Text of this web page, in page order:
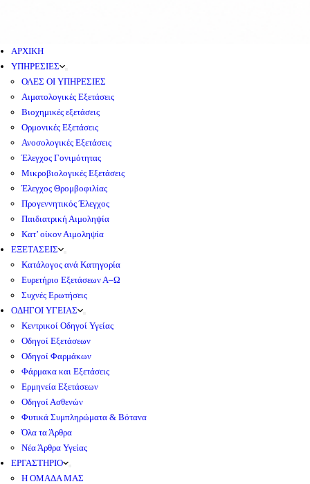
ΑΡΧΙΚΗ
ΥΠΗΡΕΣΙΕΣ
ΟΛΕΣ ΟΙ ΥΠΗΡΕΣΙΕΣ
Αιματολογικές Εξετάσεις
Βιοχημικές εξετάσεις
Ορμονικές Εξετάσεις
Ανοσολογικές Εξετάσεις
Έλεγχος Γονιμότητας
Μικροβιολογικές Εξετάσεις
Έλεγχος Θρομβοφιλίας
Προγεννητικός Έλεγχος
Παιδιατρική Αιμοληψία
Κατ’ οίκον Αιμοληψία
ΕΞΕΤΑΣΕΙΣ
Κατάλογος ανά Κατηγορία
Ευρετήριο Εξετάσεων Α–Ω
Συχνές Ερωτήσεις
ΟΔΗΓΟΙ ΥΓΕΙΑΣ
Κεντρικοί Οδηγοί Υγείας
Οδηγοί Εξετάσεων
Οδηγοί Φαρμάκων
Φάρμακα και Εξετάσεις
Ερμηνεία Εξετάσεων
Οδηγοί Ασθενών
Φυτικά Συμπληρώματα & Βότανα
Όλα τα Άρθρα
Νέα Άρθρα Υγείας
ΕΡΓΑΣΤΗΡΙΟ
Η ΟΜΑΔΑ ΜΑΣ